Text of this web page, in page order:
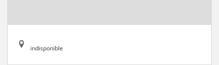
indisponible